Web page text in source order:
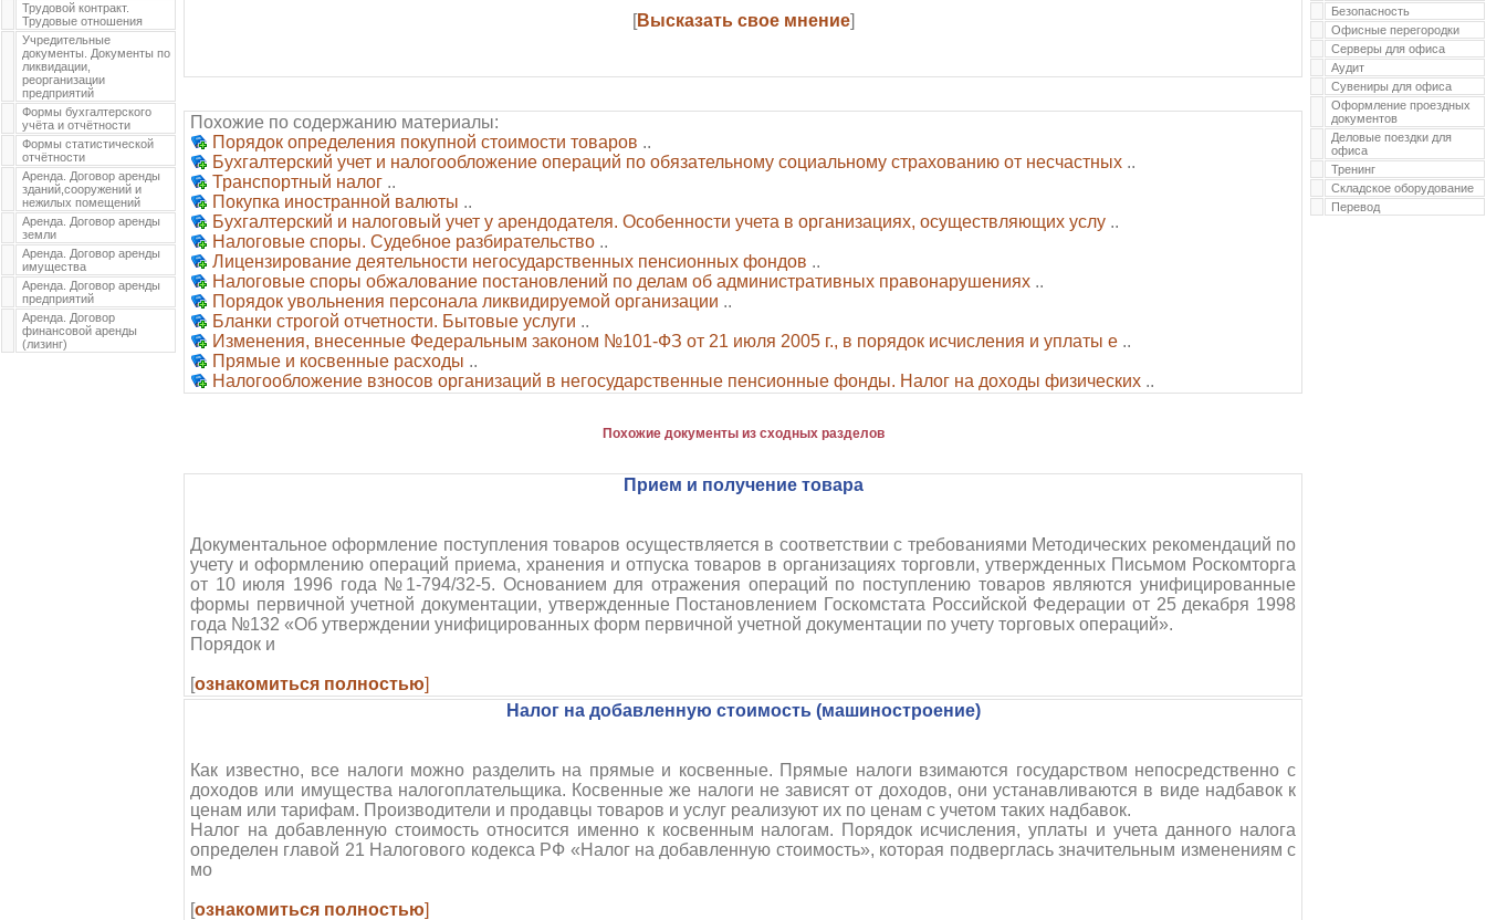
Трудовой контракт.
Трудовые отношения
Учредительные
документы. Документы по
ликвидации,
реорганизации
предприятий
Формы бухгалтерского
учёта и отчётности
Формы статистической
отчётности
Аренда. Договор аренды
зданий,сооружений и
нежилых помещений
Аренда. Договор аренды
земли
Аренда. Договор аренды
имущества
Аренда. Договор аренды
предприятий
Аренда. Договор
финансовой аренды
(лизинг)
[Высказать свое мнение]
Похожие по содержанию материалы:
Порядок определения покупной стоимости товаров ..
Бухгалтерский учет и налогообложение операций по обязательному социальному страхованию от несчастных ..
Транспортный налог ..
Покупка иностранной валюты ..
Бухгалтерский и налоговый учет у арендодателя. Особенности учета в организациях, осуществляющих услу ..
Налоговые споры. Судебное разбирательство ..
Лицензирование деятельности негосударственных пенсионных фондов ..
Налоговые споры обжалование постановлений по делам об административных правонарушениях ..
Порядок увольнения персонала ликвидируемой организации ..
Бланки строгой отчетности. Бытовые услуги ..
Изменения, внесенные Федеральным законом №101-ФЗ от 21 июля 2005 г., в порядок исчисления и уплаты е ..
Прямые и косвенные расходы ..
Налогообложение взносов организаций в негосударственные пенсионные фонды. Налог на доходы физических ..
Похожие документы из сходных разделов
Прием и получение товара
Документальное оформление поступления товаров осуществляется в соответствии с требованиями Методических рекомендаций по
учету и оформлению операций приема, хранения и отпуска товаров в организациях торговли, утвержденных Письмом Роскомторга
от 10 июля 1996 года №1-794/32-5. Основанием для отражения операций по поступлению товаров являются унифицированные
формы первичной учетной документации, утвержденные Постановлением Госкомстата Российской Федерации от 25 декабря 1998
года №132 «Об утверждении унифицированных форм первичной учетной документации по учету торговых операций».
Порядок и
[ознакомиться полностью]
Налог на добавленную стоимость (машиностроение)
Как известно, все налоги можно разделить на прямые и косвенные. Прямые налоги взимаются государством непосредственно с
доходов или имущества налогоплательщика. Косвенные же налоги не зависят от доходов, они устанавливаются в виде надбавок к
ценам или тарифам. Производители и продавцы товаров и услуг реализуют их по ценам с учетом таких надбавок.
Налог на добавленную стоимость относится именно к косвенным налогам. Порядок исчисления, уплаты и учета данного налога
определен главой 21 Налогового кодекса РФ «Налог на добавленную стоимость», которая подверглась значительным изменениям с
мо
[ознакомиться полностью]
Безопасность
Офисные перегородки
Серверы для офиса
Аудит
Сувениры для офиса
Оформление проездных
документов
Деловые поездки для
офиса
Тренинг
Складское оборудование
Перевод